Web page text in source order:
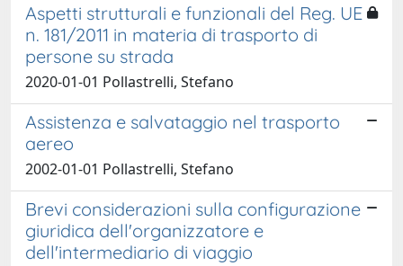
Aspetti strutturali e funzionali del Reg. UE
n. 181/2011 in materia di trasporto di
persone su strada
2020-01-01 Pollastrelli, Stefano
Assistenza e salvataggio nel trasporto
aereo
2002-01-01 Pollastrelli, Stefano
Brevi considerazioni sulla configurazione
giuridica dell'organizzatore e
dell'intermediario di viaggio